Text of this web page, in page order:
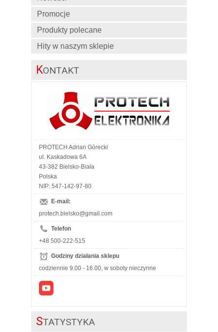
Promocje
Produkty polecane
Hity w naszym sklepie
KONTAKT
PROTECH Adrian Górecki
ul. Kaskadowa 6A
43-382 Bielsko-Biała
Polska
NIP: 547-142-97-80
E-mail:
protech.bielsko@gmail.com
Telefon
+48 500-222-515
Godziny działania sklepu
codziennie 9.00 - 16.00, w soboty nieczynne
STATYSTYKA